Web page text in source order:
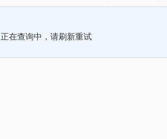
正在查询中，请刷新重试